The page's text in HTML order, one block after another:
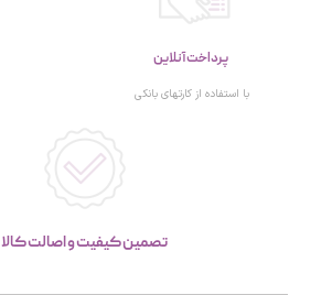
پرداخت آنلاین
با استفاده از کارتهای بانکی
تصمین کیفیت و اصالت کالا